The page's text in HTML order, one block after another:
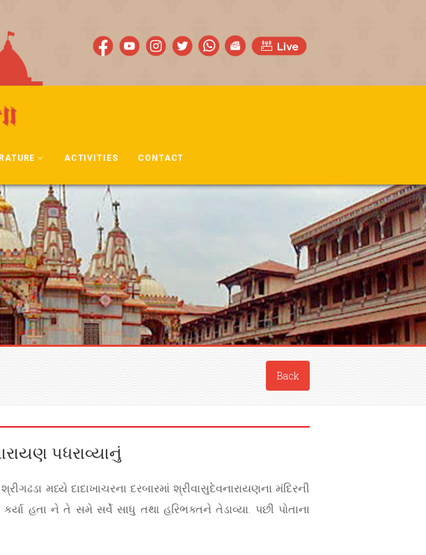
ACTIVITIES CONTACT
Back
પધરાવ્યાનું
મધ્યે દાદાખાચરના દરબારમાં શ્રીવાસુદેવનારાયણના મંદિરની
હતા ને તે સમે સર્વે સાધુ તથા હરિભક્તને તેડાવ્યા. પછી પોતાના